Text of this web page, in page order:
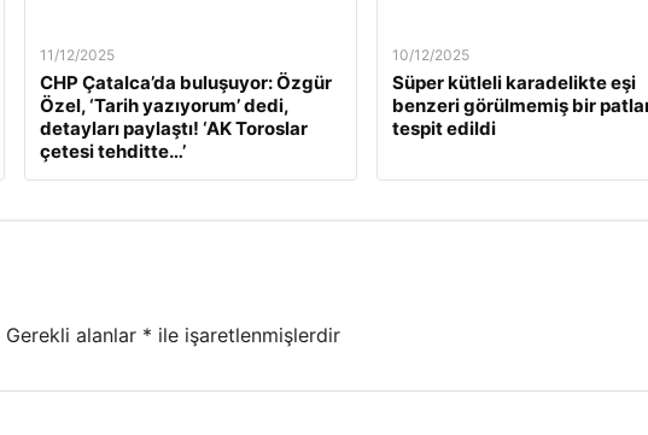
11/12/2025
CHP Çatalca’da buluşuyor: Özgür
Özel, ‘Tarih yazıyorum’ dedi,
detayları paylaştı! ‘AK Toroslar
çetesi tehditte…’
10/12/2025
Süper kütleli karadelikte eşi
benzeri görülmemiş bir
tespit edildi
Gerekli alanlar * ile işaretlenmişlerdir